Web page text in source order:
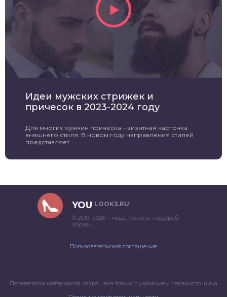
Идеи мужских стрижек и
причесок в 2023-2024 году
Для многих мужчин прическа – визитная карточка
внешнего стиля. В новом году направления стилей
представляет ...
YOU LOOKS.RU
© 2019–2026 – мода, красота, гардероб,
образы.
Пользовательское соглашение
Перепечатка материалов разрешена только с указанием первоисточника